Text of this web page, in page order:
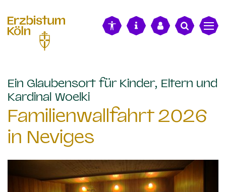
Ein Glaubensort für Kinder, Eltern und
Kardinal Woelki:
Familienwallfahrt 2026
in Neviges